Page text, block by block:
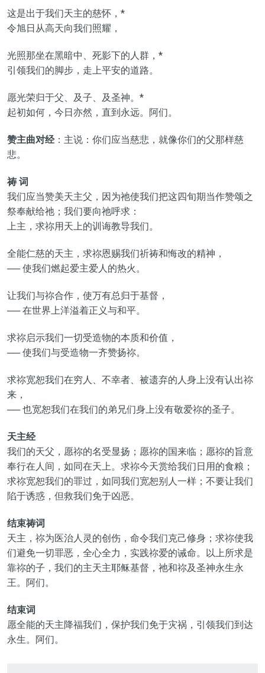
这是出于我们天主的慈怀，*
令旭日从高天向我们照耀，
光照那坐在黑暗中、死影下的人群，*
引领我们的脚步，走上平安的道路。
愿光荣归于父、及子、及圣神。*
起初如何，今日亦然，直到永远。阿们。
赞主曲对经：主说：你们应当慈悲，就像你们的父那样慈
悲。
祷 词
我们应当赞美天主父，因为祂使我们把这四旬期当作赞颂之
祭奉献给祂；我们要向祂呼求：
上主，求祢用天上的训诲教导我们。
全能仁慈的天主，求祢恩赐我们祈祷和悔改的精神，
── 使我们燃起爱主爱人的热火。
让我们与祢合作，使万有总归于基督，
── 在世界上洋溢着正义与和平。
求祢启示我们一切受造物的本质和价值，
── 使我们与受造物一齐赞扬祢。
求祢宽恕我们在穷人、不幸者、被遗弃的人身上没有认出祢
来，
── 也宽恕我们在我们的弟兄们身上没有敬爱祢的圣子。
天主经
我们的天父，愿祢的名受显扬；愿祢的国来临；愿祢的旨意
奉行在人间，如同在天上。求祢今天赏给我们日用的食粮；
求祢宽恕我们的罪过，如同我们宽恕别人一样；不要让我们
陷于诱惑，但救我们免于凶恶。
结束祷词
天主，祢为医治人灵的创伤，命令我们克己修身；求祢使我
们避免一切罪恶，全心全力，实践祢爱的诫命。以上所求是
靠祢的子，我们的主天主耶稣基督，祂和祢及圣神永生永
王。阿们。
结束词
愿全能的天主降福我们，保护我们免于灾祸，引领我们到达
永生。阿们。